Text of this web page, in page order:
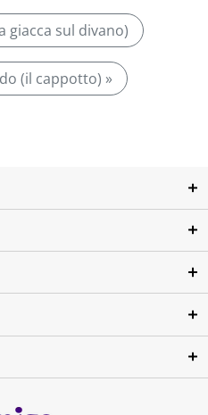
giacca sul divano)
(il cappotto) »